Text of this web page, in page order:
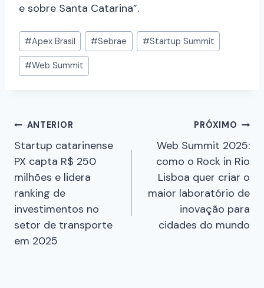
e sobre Santa Catarina”.
#Apex Brasil #Sebrae #Startup Summit
#Web Summit
ANTERIOR
Startup catarinense
PX capta R$ 250
milhões e lidera
ranking de
investimentos no
setor de transporte
em 2025
PRÓXIMO
Web Summit 2025:
como o Rock in Rio
Lisboa quer criar o
maior laboratório de
inovação para
cidades do mundo